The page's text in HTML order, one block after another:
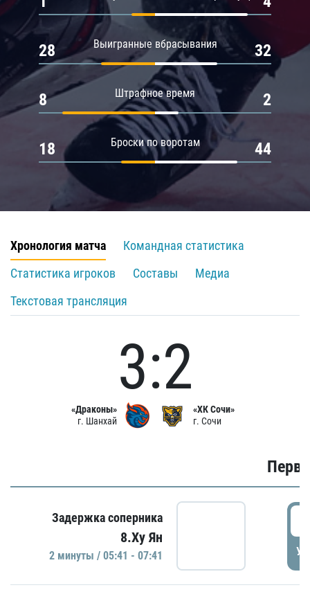
Выигранные вбрасывания
28 32
Штрафное время
8 2
Броски по воротам
18 44
Хронология матча
Командная статистика
Статистика игроков
Составы
Медиа
Текстовая трансляция
«Драконы»
г. Шанхай
3:2
«ХК Сочи»
г. Сочи
Задержка соперника
8.Ху Ян
2 минуты / 05:41 - 07:41